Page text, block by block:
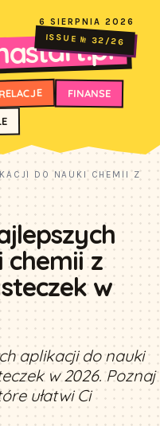
6 SIERPNIA 2026
ISSUE № 32/26
FINANSE
DO NAUKI CHEMII Z
z
w
aplikacji do nauki
w 2026. Poznaj
ułatwi Ci